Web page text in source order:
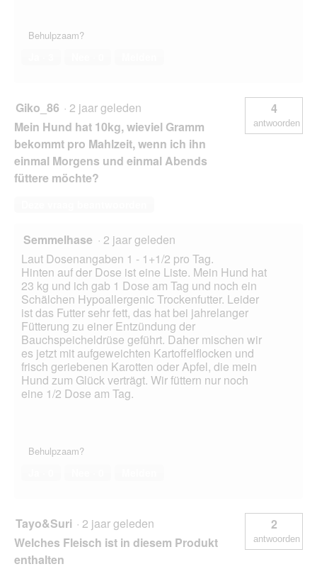
Behulpzaam?
Giko_86 · 2 jaar geleden
Mein Hund hat 10kg, wieviel Gramm
bekommt pro Mahlzeit, wenn ich ihn
einmal Morgens und einmal Abends
füttere möchte?
4
antwoorden
Semmelhase · 2 jaar geleden
Laut Dosenangaben 1 - 1+1/2 pro Tag.
Hinten auf der Dose ist eine Liste. Mein Hund hat
23 kg und ich gab 1 Dose am Tag und noch ein
Schälchen Hypoallergenic Trockenfutter. Leider
ist das Futter sehr fett, das hat bei jahrelanger
Fütterung zu einer Entzündung der
Bauchspeicheldrüse geführt. Daher mischen wir
es jetzt mit aufgeweichten Kartoffelflocken und
frisch geriebenen Karotten oder Apfel, die mein
Hund zum Glück verträgt. Wir füttern nur noch
eine 1/2 Dose am Tag.
Behulpzaam?
Tayo&Suri · 2 jaar geleden
Welches Fleisch ist in diesem Produkt
enthalten
2
antwoorden